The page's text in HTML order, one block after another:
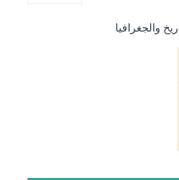
والجغرافيا